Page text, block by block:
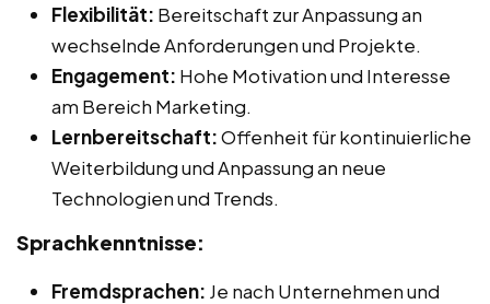
Flexibilität: Bereitschaft zur Anpassung an
wechselnde Anforderungen und Projekte.
Engagement: Hohe Motivation und Interesse
am Bereich Marketing.
Lernbereitschaft:Offenheit für kontinuierliche
Weiterbildung und Anpassung an neue
Technologien und Trends.
Sprachkenntnisse:
Fremdsprachen: Je nach Unternehmen und